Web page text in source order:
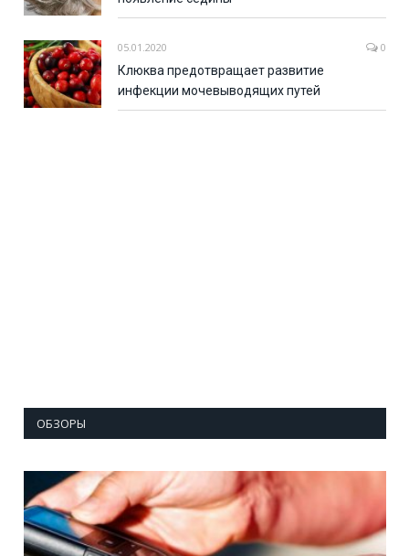
05.01.2020 0
Клюква предотвращает развитие
инфекции мочевыводящих путей
ОБЗОРЫ